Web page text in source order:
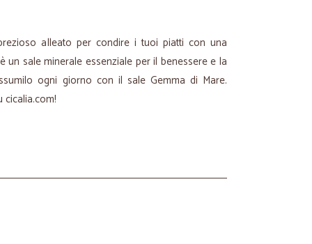
alleato per condire i tuoi piatti con una
un sale minerale essenziale per il benessere e la
ogni giorno con il sale Gemma di Mare.